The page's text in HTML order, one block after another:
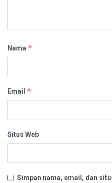
Nama *
Email *
Situs Web
Simpan nama, email, dan